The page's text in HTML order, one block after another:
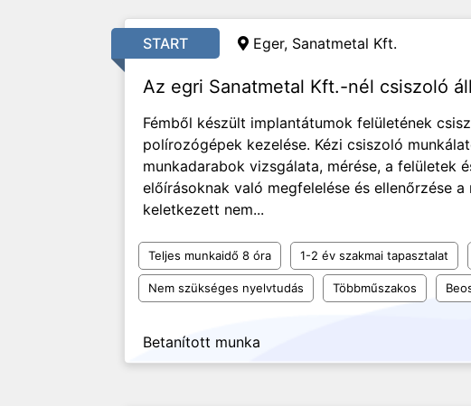
START Eger, Sanatmetal Kft.
Az egri Sanatmetal Kft.-nél csiszoló
Fémből készült implantátumok felületének
polírozógépek kezelése. Kézi csiszoló
munkadarabok vizsgálata, mérése, a felületek
előírásoknak való megfelelése és ellenőrzése
keletkezett nem...
Teljes munkaidő 8 óra 1-2 év szakmai tapasztalat
Nem szükséges nyelvtudás Többműszakos
Betanított munka